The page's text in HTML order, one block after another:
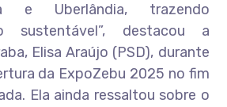
e Uberlândia, trazendo
sustentável”, destacou a
Elisa Araújo (PSD), durante
da ExpoZebu 2025 no fim
Ela ainda ressaltou sobre o